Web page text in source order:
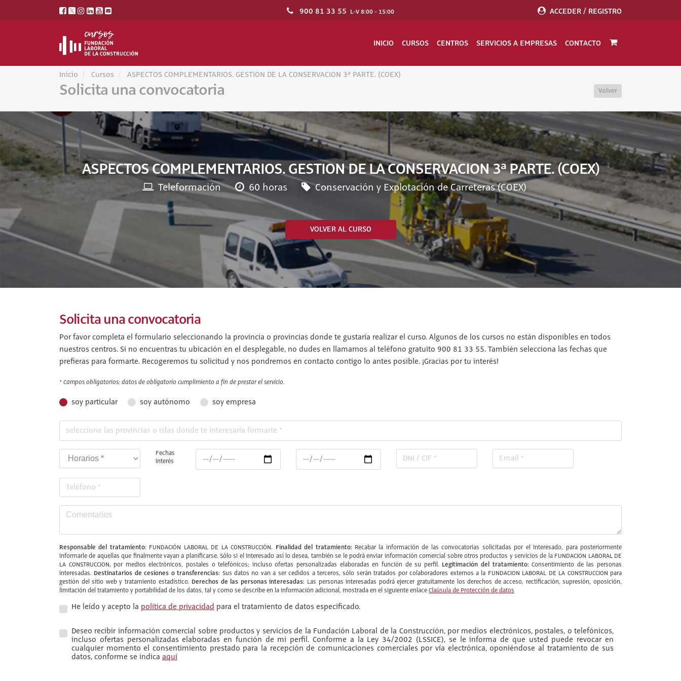
900 81 33 55 L-V 8:00 - 15:00 ACCEDER / REGISTRO
INICIO CURSOS CENTROS SERVICIOS A EMPRESAS CONTACTO
Inicio Cursos ASPECTOS COMPLEMENTARIOS. GESTION DE LA CONSERVACION 3ª PARTE. (COEX)
Solicita una convocatoria Volver
ASPECTOS COMPLEMENTARIOS. GESTION DE LA CONSERVACION 3ª PARTE. (COEX)
Teleformación 60 horas Conservación y Explotación de Carreteras (COEX)
VOLVER AL CURSO
Solicita una convocatoria
Por favor completa el formulario seleccionando la provincia o provincias donde te gustaría realizar el curso. Algunos de los cursos no están disponibles en todos
nuestros centros. Si no encuentras tu ubicación en el desplegable, no dudes en llamarnos al teléfono gratuito 900 81 33 55. También selecciona las fechas que
prefieras para formarte. Recogeremos tu solicitud y nos pondremos en contacto contigo lo antes posible. ¡Gracias por tu interés!
* Campos obligatorios: datos de obligatorio cumplimiento a fin de prestar el servicio.
soy particular soy autónomo soy empresa
Fechas
interés
Responsable del tratamiento: FUNDACIÓN LABORAL DE LA CONSTRUCCIÓN. Finalidad del tratamiento: Recabar la información de las convocatorias solicitadas por el interesado, para posteriormente
informarle de aquellas que finalmente vayan a planificarse. Sólo si el interesado así lo desea, también se le podrá enviar información comercial sobre otros productos y servicios de la FUNDACION LABORAL DE
LA CONSTRUCCION, por medios electrónicos, postales o telefónicos; incluso ofertas personalizadas elaboradas en función de su perfil. Legitimación del tratamiento: Consentimiento de las personas
interesadas. Destinatarios de cesiones o transferencias: Sus datos no van a ser cedidos a terceros, sólo serán tratados por colaboradores externos a la FUNDACION LABORAL DE LA CONSTRUCCION para
gestión del sitio web y tratamiento estadístico. Derechos de las personas interesadas:
Las personas interesadas podrá ejercer gratuitamente los derechos de acceso, rectificación, supresión, oposición,
limitación del tratamiento y portabilidad de los datos, tal y como se describe en la información adicional, mostrada en el siguiente enlace Claúsula de Protección de datos
He leído y acepto la política de privacidad para el tratamiento de datos especificado.
Deseo recibir información comercial sobre productos y servicios de la Fundación Laboral de la Construcción, por medios electrónicos, postales, o telefónicos,
incluso ofertas personalizadas elaboradas en función de mi perfil. Conforme a la Ley 34/2002 (LSSICE), se le informa de que usted puede revocar en
cualquier momento el consentimiento prestado para la recepción de comunicaciones comerciales por vía electrónica, oponiéndose al tratamiento de sus
datos, conforme se indica aquí